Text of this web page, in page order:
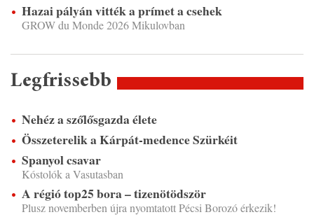
Hazai pályán vitték a prímet a csehek
GROW du Monde 2026 Mikulovban
Legfrissebb
Nehéz a szőlősgazda élete
Összeterelik a Kárpát-medence Szürkéit
Spanyol csavar
Kóstolók a Vasutasban
A régió top25 bora – tizenötödször
Plusz novemberben újra nyomtatott Pécsi Borozó érkezik!